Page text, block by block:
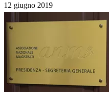
12 giugno 2019